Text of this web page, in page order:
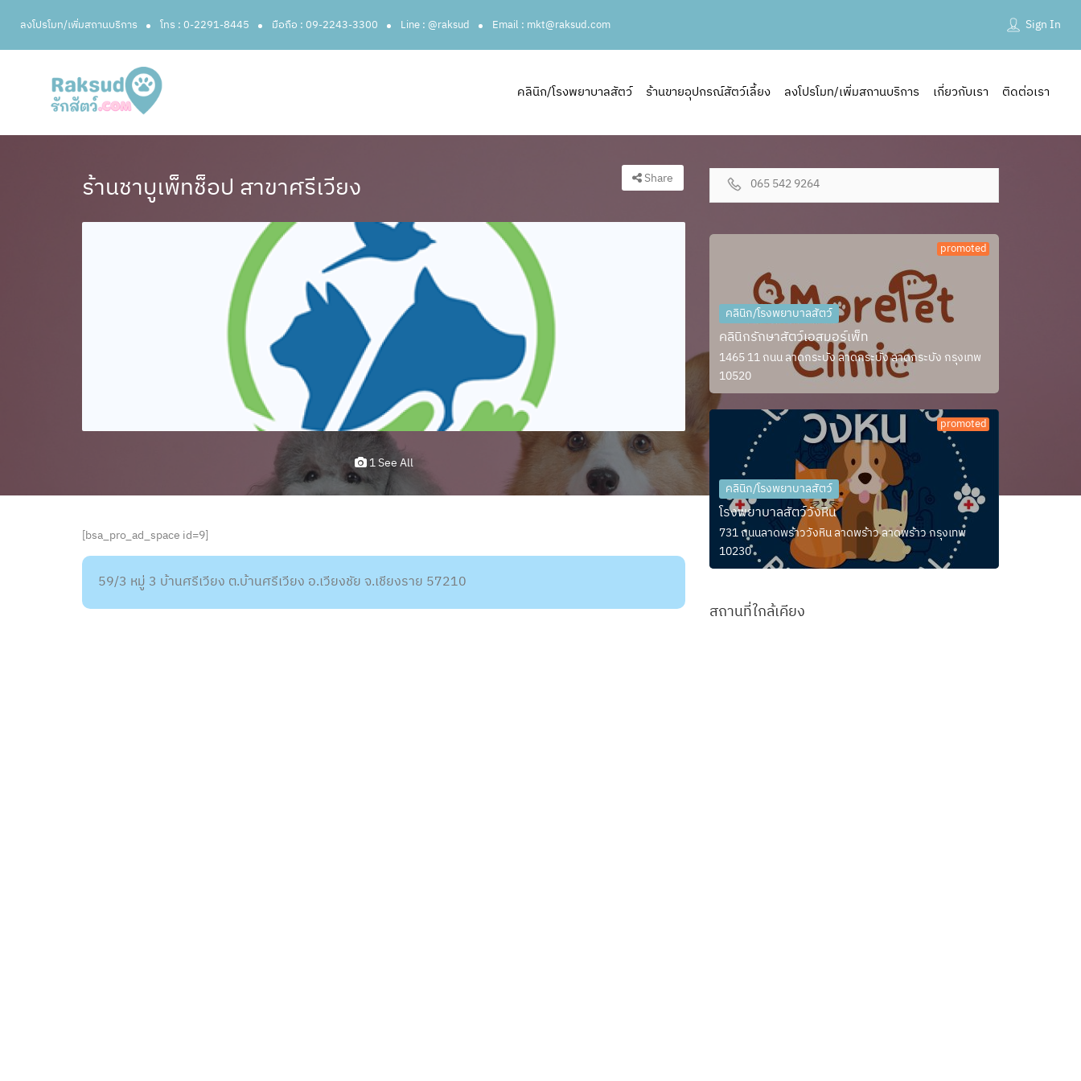
ลงโปรโมท/เพิ่มสถานบริการ โทร : 0-2291-8445 มือถือ : 09-2243-3300 Line : @raksud Email : mkt@raksud.com Sign In
คลินิก/โรงพยาบาลสัตว์ ร้านขายอุปกรณ์สัตว์เลี้ยง ลงโปรโมท/เพิ่มสถานบริการ เกี่ยวกับเรา ติดต่อเรา
ร้านชาบูเพ็ทช็อป สาขาศรีเวียง Share
1 See All
[bsa_pro_ad_space id=9]
59/3 หมู่ 3 บ้านศรีเวียง ต.บ้านศรีเวียง อ.เวียงชัย จ.เชียงราย 57210
065 542 9264
promoted
คลินิก/โรงพยาบาลสัตว์
คลินิกรักษาสัตว์เอสมอร์เพ็ท
1465 11 ถนน ลาดกระบัง ลาดกระบัง ลาดกระบัง กรุงเทพ
10520
promoted
คลินิก/โรงพยาบาลสัตว์
โรงพยาบาลสัตว์วังหิน
731 ถนนลาดพร้าววังหิน ลาดพร้าว ลาดพร้าว กรุงเทพ
10230
สถานที่ใกล้เคียง